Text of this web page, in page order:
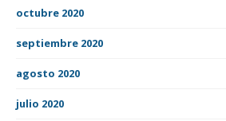
octubre 2020
septiembre 2020
agosto 2020
julio 2020